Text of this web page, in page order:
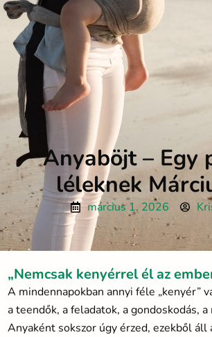
Anyaböjt – Egy
léleknek
március 1, 2026
„Nemcsak kenyérrel él az
A mindennapokban annyi féle „kenyér”
a teendők, a feladatok, a gondoskodás, a
Anyaként sokszor úgy érzed, ezekből áll